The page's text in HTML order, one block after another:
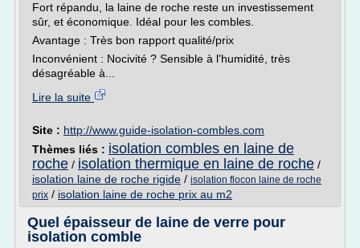
Fort répandu, la laine de roche reste un investissement
sûr, et économique. Idéal pour les combles.
Avantage : Très bon rapport qualité/prix
Inconvénient : Nocivité ? Sensible à l'humidité, très
désagréable à...
Lire la suite
Site : http://www.guide-isolation-combles.com
Thèmes liés : isolation combles en laine de
roche / isolation thermique en laine de roche /
isolation laine de roche rigide / isolation flocon laine de roche
prix / isolation laine de roche prix au m2
Quel épaisseur de laine de verre pour
isolation comble